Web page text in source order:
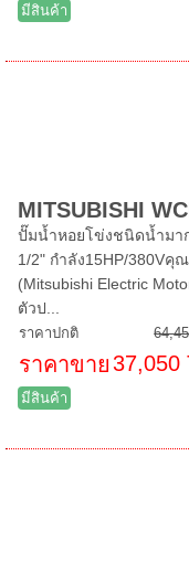
มีสินค้า
MITSUBISHI
ปั๊มน้ำหอยโข่งชนิดน้ำมาก
1/2" กำลัง15HP/380V
(Mitsubishi Electric
ตัวป...
ราคาปกติ
ราคาขาย37,050
มีสินค้า